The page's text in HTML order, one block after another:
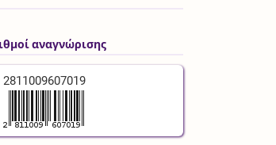
αναγνώρισης
2811009607019